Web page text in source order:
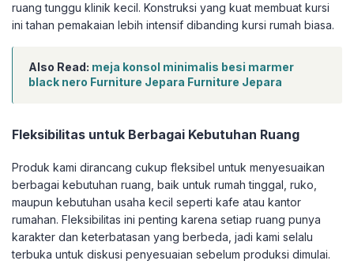
ruang tunggu klinik kecil. Konstruksi yang kuat membuat kursi
ini tahan pemakaian lebih intensif dibanding kursi rumah biasa.
Also Read: meja konsol minimalis besi marmer
black nero Furniture Jepara Furniture Jepara
Fleksibilitas untuk Berbagai Kebutuhan Ruang
Produk kami dirancang cukup fleksibel untuk menyesuaikan
berbagai kebutuhan ruang, baik untuk rumah tinggal, ruko,
maupun kebutuhan usaha kecil seperti kafe atau kantor
rumahan. Fleksibilitas ini penting karena setiap ruang punya
karakter dan keterbatasan yang berbeda, jadi kami selalu
terbuka untuk diskusi penyesuaian sebelum produksi dimulai.